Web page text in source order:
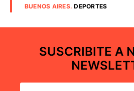
BUENOS AIRES.DEPORTES
SUSCRIBITE A